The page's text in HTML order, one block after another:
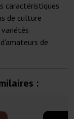
caractéristiques
de culture
de
: